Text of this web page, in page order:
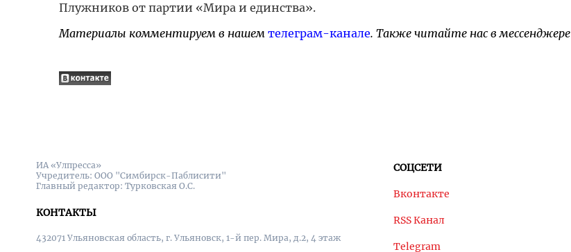
Плужников от партии «Мира и единства».
Материалы комментируем в нашем телеграм-канале. Также читайте нас в мессенджере
ИА «Улпресса»
Учредитель: ООО "Симбирск-Паблисити"
Главный редактор: Турковская О.С.
КОНТАКТЫ
432071 Ульяновская область, г. Ульяновск, 1-й пер. Мира, д.2, 4 этаж
СОЦСЕТИ
Вконтакте
RSS Канал
Telegram